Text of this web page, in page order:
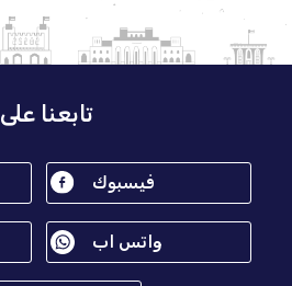
تابعنا على
فيسبوك
واتس اب